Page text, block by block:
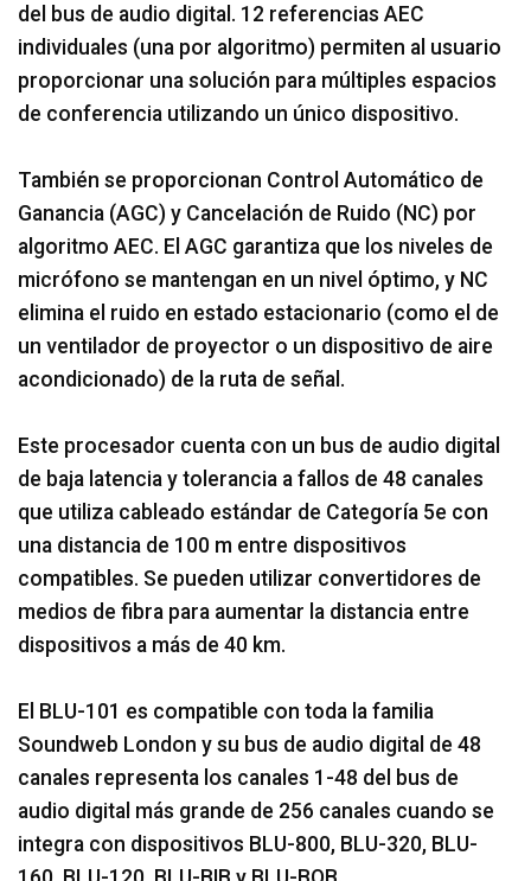
del bus de audio digital. 12 referencias AEC
individuales (una por algoritmo) permiten al usuario
proporcionar una solución para múltiples espacios
de conferencia utilizando un único dispositivo.
También se proporcionan Control Automático de
Ganancia (AGC) y Cancelación de Ruido (NC) por
algoritmo AEC. El AGC garantiza que los niveles de
micrófono se mantengan en un nivel óptimo, y NC
elimina el ruido en estado estacionario (como el de
un ventilador de proyector o un dispositivo de aire
acondicionado) de la ruta de señal.
Este procesador cuenta con un bus de audio digital
de baja latencia y tolerancia a fallos de 48 canales
que utiliza cableado estándar de Categoría 5e con
una distancia de 100 m entre dispositivos
compatibles. Se pueden utilizar convertidores de
medios de fibra para aumentar la distancia entre
dispositivos a más de 40 km.
El BLU-101 es compatible con toda la familia
Soundweb London y su bus de audio digital de 48
canales representa los canales 1-48 del bus de
audio digital más grande de 256 canales cuando se
integra con dispositivos BLU-800, BLU-320, BLU-